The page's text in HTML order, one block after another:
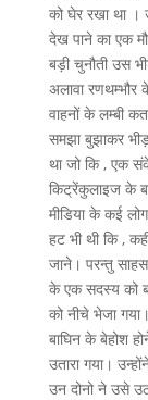
को घेर रखा था ।
देख पाने का एक
बड़ी चुनौती उस
अलावा
वाहनों के लम्बी
समझा बुझाकर
था जो कि , एक
किट्रेंकुलाइज के
मीडिया के कई
हट भी थी कि ,
जाने। परन्तु
के एक सदस्य को
को नीचे भेजा
बाघिन के बेहोश
उतारा गया।
उन दोनो ने उसे